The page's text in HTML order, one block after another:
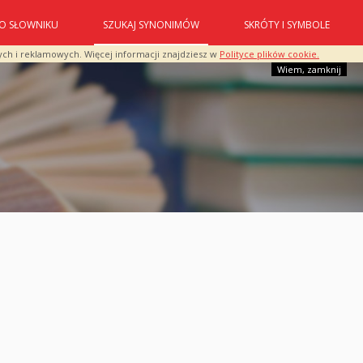
i reklamowych. Więcej informacji znajdziesz w Polityce plików cookie.
Wiem, zamknij
O SŁOWNIKU SZUKAJ SYNONIMÓW SKRÓTY I SYMBOLE